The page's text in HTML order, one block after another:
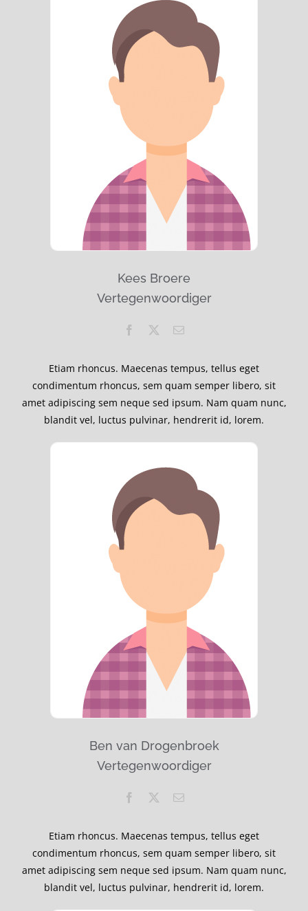
Kees Broere
Vertegenwoordiger
Etiam rhoncus. Maecenas tempus, tellus eget
condimentum rhoncus, sem quam semper libero, sit
amet adipiscing sem neque sed ipsum. Nam quam nunc,
blandit vel, luctus pulvinar, hendrerit id, lorem.
Ben van Drogenbroek
Vertegenwoordiger
Etiam rhoncus. Maecenas tempus, tellus eget
condimentum rhoncus, sem quam semper libero, sit
amet adipiscing sem neque sed ipsum. Nam quam nunc,
blandit vel, luctus pulvinar, hendrerit id, lorem.